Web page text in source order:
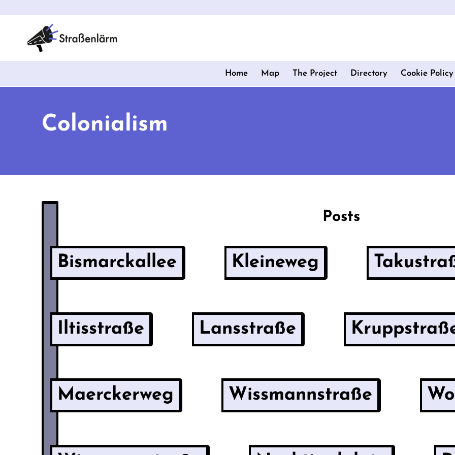
Home Map The Project Directory Cookie
Colonialism
Posts
Bismarckallee Kleineweg
Iltisstraße Lansstraße
Maerckerweg Wissmannstraße